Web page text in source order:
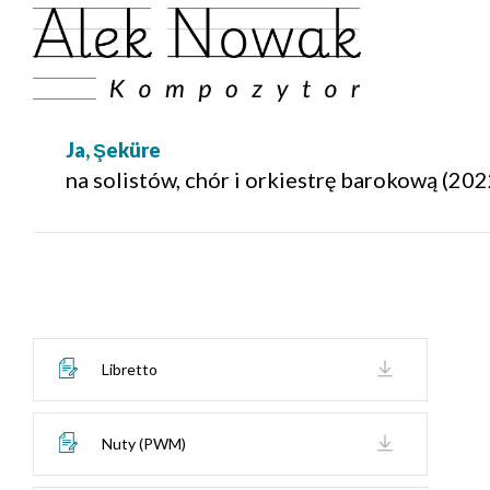
Ja, Şeküre
na solistów, chór i orkiestrę barokową
Libretto
Nuty (PWM)